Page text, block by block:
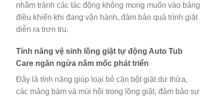
nhằm tránh các tác động không mong muốn vào bảng
điều khiển khi đang vận hành, đảm bảo quá trình giặt
diễn ra trơn tru.
Tính năng vệ sinh lồng giặt tự động Auto Tub
Care ngăn ngừa nấm mốc phát triển
Đây là tính năng giúp loại bỏ cặn bột giặt dư thừa,
các mảng bám và mùi hôi trong lồng giặt, đảm bảo sự